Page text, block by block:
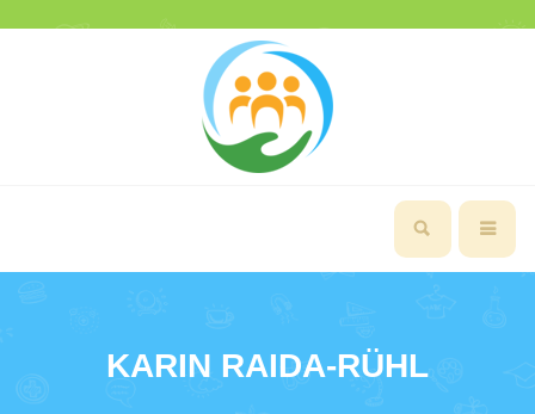
KARIN RAIDA-RÜHL